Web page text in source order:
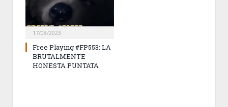
17/08/2023
Free Playing #FP553: LA
BRUTALMENTE
HONESTA PUNTATA